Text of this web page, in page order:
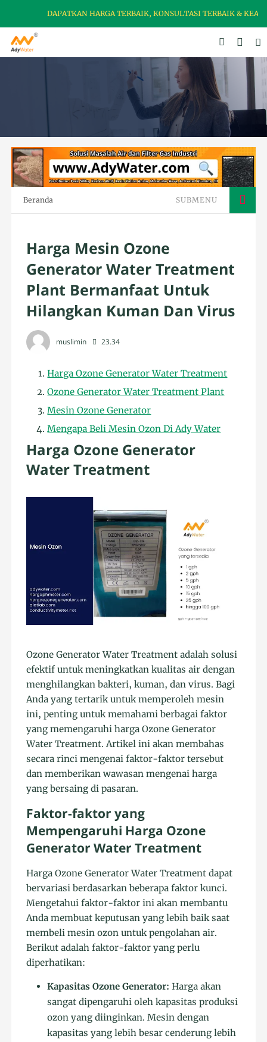
DAPATKAN HARGA TERBAIK, KONSULTASI TERBAIK & KEAMANAN
Beranda SUBMENU
Harga Mesin Ozone
Generator Water Treatment
Plant Bermanfaat Untuk
Hilangkan Kuman Dan Virus
muslimin 23.34
Harga Ozone Generator Water Treatment
Ozone Generator Water Treatment Plant
Mesin Ozone Generator
Mengapa Beli Mesin Ozon Di Ady Water
Harga Ozone Generator
Water Treatment
Ozone Generator Water Treatment adalah solusi
efektif untuk meningkatkan kualitas air dengan
menghilangkan bakteri, kuman, dan virus. Bagi
Anda yang tertarik untuk memperoleh mesin
ini, penting untuk memahami berbagai faktor
yang memengaruhi harga Ozone Generator
Water Treatment. Artikel ini akan membahas
secara rinci mengenai faktor-faktor tersebut
dan memberikan wawasan mengenai harga
yang bersaing di pasaran.
Faktor-faktor yang
Mempengaruhi Harga Ozone
Generator Water Treatment
Harga Ozone Generator Water Treatment dapat
bervariasi berdasarkan beberapa faktor kunci.
Mengetahui faktor-faktor ini akan membantu
Anda membuat keputusan yang lebih baik saat
membeli mesin ozon untuk pengolahan air.
Berikut adalah faktor-faktor yang perlu
diperhatikan:
Kapasitas Ozone Generator: Harga akan
sangat dipengaruhi oleh kapasitas produksi
ozon yang diinginkan. Mesin dengan
kapasitas yang lebih besar cenderung lebih